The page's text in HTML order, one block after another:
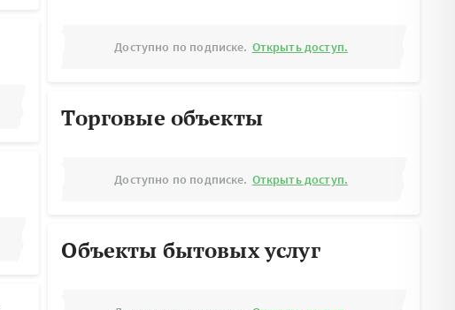
Доступно по подписке. Открыть доступ.
Торговые объекты
Доступно по подписке. Открыть доступ.
Объекты бытовых услуг